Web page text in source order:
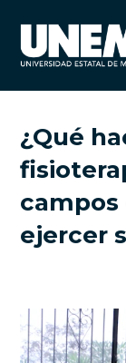
¿Qué
campos
ejercer